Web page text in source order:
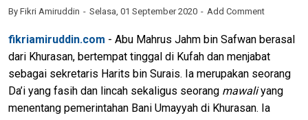
By Fikri Amiruddin Selasa, 01 September 2020 Add Comment
fikriamiruddin.com - Abu Mahrus Jahm bin Safwan berasal
dari Khurasan, bertempat tinggal di Kufah dan menjabat
sebagai sekretaris Harits bin Surais. Ia merupakan seorang
Da’i yang fasih dan lincah sekaligus seorang mawaliyang
menentang pemerintahan Bani Umayyah di Khurasan. Ia